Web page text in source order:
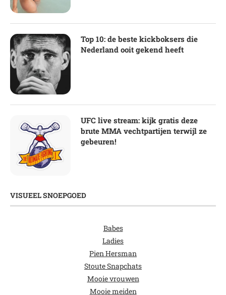
Top 10: de beste kickboksers die
Nederland ooit gekend heeft
UFC live stream: kijk gratis deze
brute MMA vechtpartijen terwijl ze
gebeuren!
VISUEEL SNOEPGOED
Babes
Ladies
Pien Hersman
Stoute Snapchats
Mooie vrouwen
Mooie meiden